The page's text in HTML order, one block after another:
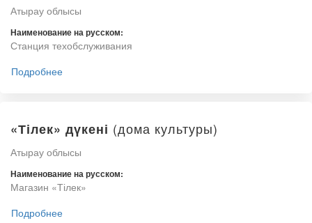
Атырау облысы
Наименование на русском:
Станция техобслуживания
Подробнее
«Тілек» дүкені (дома культуры)
Атырау облысы
Наименование на русском:
Магазин «Тілек»
Подробнее